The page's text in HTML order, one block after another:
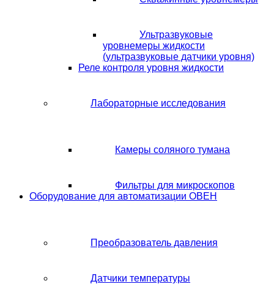
Ультразвуковые
уровнемеры жидкости
(ультразвуковые датчики уровня)
Реле контроля уровня жидкости
Лабораторные исследования
Камеры соляного тумана
Фильтры для микроскопов
Оборудование для автоматизации ОВЕН
Преобразователь давления
Датчики температуры